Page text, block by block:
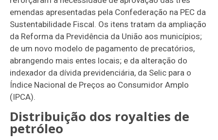
emendas apresentadas pela Confederação na PEC da
Sustentabilidade Fiscal. Os itens tratam da ampliação
da Reforma da Previdência da União aos municípios;
de um novo modelo de pagamento de precatórios,
abrangendo mais entes locais; e da alteração do
indexador da dívida previdenciária, da Selic para o
Índice Nacional de Preços ao Consumidor Amplo
(IPCA).
Distribuição dos royalties de
petróleo